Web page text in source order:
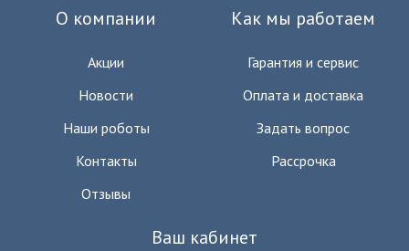
О компании
Акции
Новости
Наши роботы
Контакты
Отзывы
Как мы работаем
Гарантия и сервис
Оплата и доставка
Задать вопрос
Рассрочка
Ваш кабинет